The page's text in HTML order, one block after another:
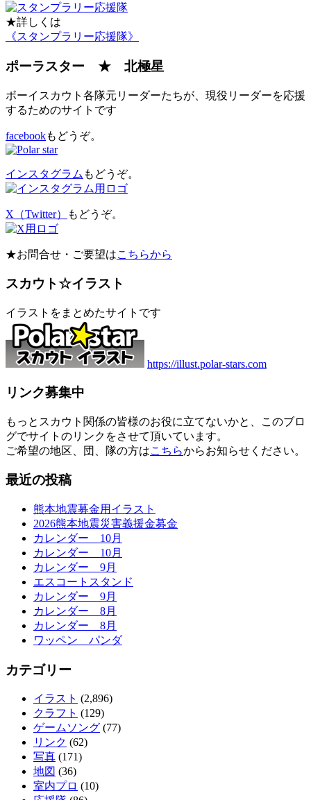
★詳しくは
《スタンプラリー応援隊》
ポーラスター ★ 北極星
ボーイスカウト各隊元リーダーたちが、現役リーダーを応援
するためのサイトです
facebookもどうぞ。
インスタグラム もどうぞ。
X（Twitter） もどうぞ。
★お問合せ・ご要望はこちらから
スカウト☆イラスト
イラストをまとめたサイトです
https://illust.polar-stars.com
リンク募集中
もっとスカウト関係の皆様のお役に立てないかと、このブロ
グでサイトのリンクをさせて頂いています。
ご希望の地区、団、隊の方はこちらからお知らせください。
最近の投稿
熊本地震募金用イラスト
2026熊本地震災害義援金募金
カレンダー 10月
カレンダー 10月
カレンダー 9月
エスコートスタンド
カレンダー 9月
カレンダー 8月
カレンダー 8月
ワッペン パンダ
カテゴリー
イラスト (2,896)
クラフト (129)
ゲームソング (77)
リンク (62)
写真 (171)
地図 (36)
室内プロ (10)